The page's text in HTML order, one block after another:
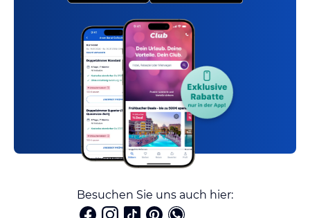
Besuchen Sie uns auch hier: